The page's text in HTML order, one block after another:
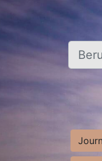
Beruf,